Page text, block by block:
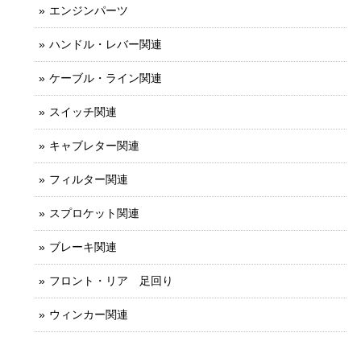
エンジンパーツ
ハンドル・レバー関連
ケーブル・ライン関連
スイッチ関連
キャブレター関連
フィルター関連
スプロケット関連
ブレーキ関連
フロント・リア 足回り
ウィンカー関連